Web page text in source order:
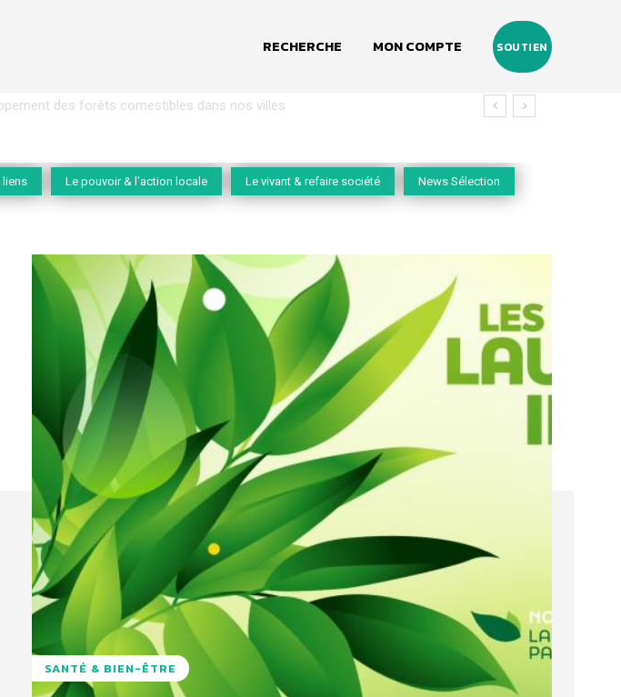
RECHERCHE MON COMPTE SOUTIEN
des forêts comestibles dans nos villes
liens Le pouvoir & l'action locale Le vivant & refaire société News Sélection
SANTÉ & BIEN-ÊTRE